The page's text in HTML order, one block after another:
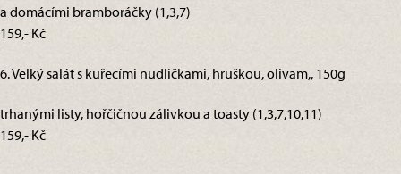
a domácími bramboráčky (1,3,7)
159,- Kč
6. Velký salát s kuřecími nudličkami, hruškou, olivam,, 150g
trhanými listy, hořčičnou zálivkou a toasty (1,3,7,10,11)
159,- Kč